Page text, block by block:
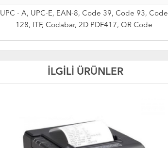
UPC - A, UPC-E, EAN-8, Code 39, Code 93, Code
128, ITF, Codabar, 2D PDF417, QR Code
İLGİLİ ÜRÜNLER